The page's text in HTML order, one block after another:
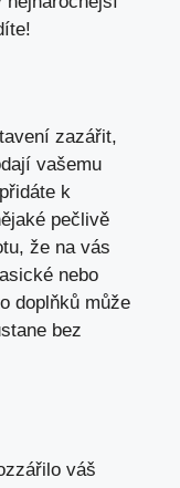
zazářit,
‌vašemu
k
pečlivě
že⁤ na vás
nebo
doplňků může
⁤bez
⁢váš